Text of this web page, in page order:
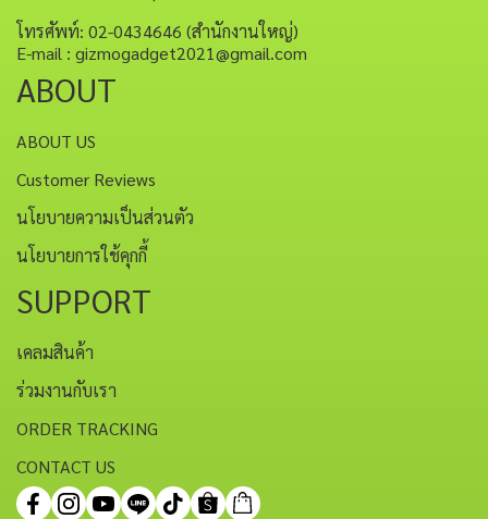
โทรศัพท์: 02-0434646 (สำนักงานใหญ่)
E-mail : gizmogadget2021@gmail.com
ABOUT
ABOUT US
Customer Reviews
นโยบายความเป็นส่วนตัว
นโยบายการใช้คุกกี้
SUPPORT
เคลมสินค้า
ร่วมงานกับเรา
ORDER TRACKING
CONTACT US